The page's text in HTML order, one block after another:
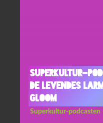
Superkultur-
De levendes
Gloom
Superkultur-podcasten